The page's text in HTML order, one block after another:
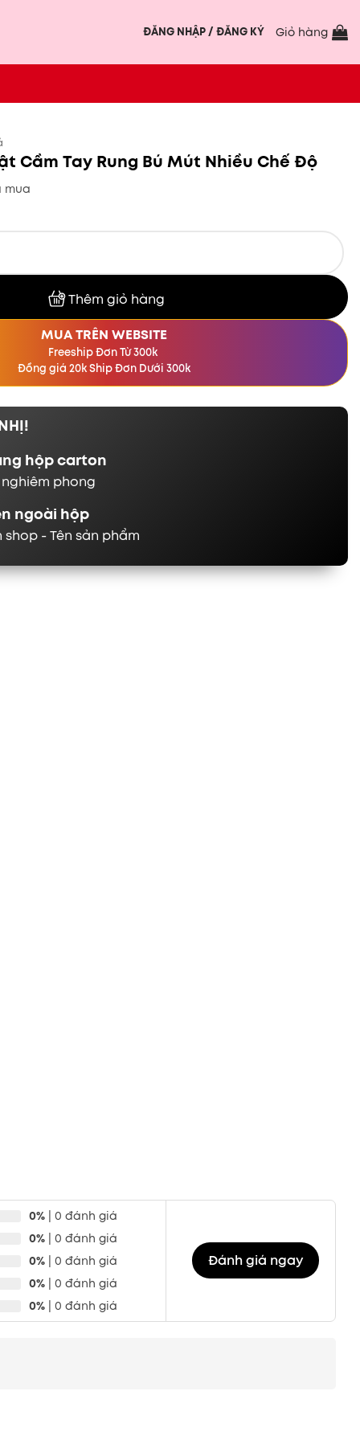
ĐĂNG NHẬP / ĐĂNG KÝ Giỏ hàng
Cầm Tay Rung Bú Mút Nhiều Chế Độ
mua
Thêm giỏ hàng
MUA TRÊN WEBSITE
Freeship Đơn Từ 300k
Đồng giá 20k Ship Đơn Dưới 300k
hộp carton
phong
ngoài hộp
- Tên sản phẩm
0% | 0 đánh giá
0% | 0 đánh giá
0% | 0 đánh giá
0% | 0 đánh giá
0% | 0 đánh giá
Đánh giá ngay